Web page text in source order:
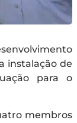
instalação de
para o
membros